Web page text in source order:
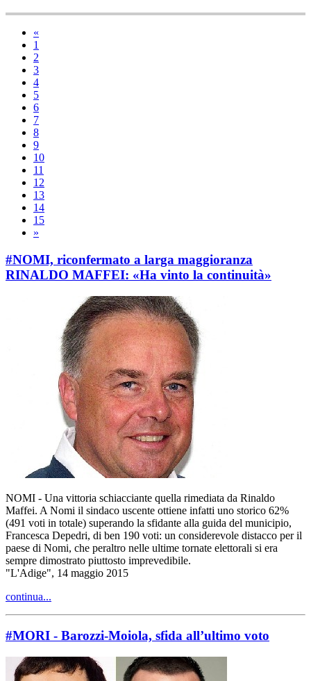
«
1
2
3
4
5
6
7
8
9
10
11
12
13
14
15
»
#NOMI, riconfermato a larga maggioranza
RINALDO MAFFEI: «Ha vinto la continuità»
NOMI - Una vittoria schiacciante quella rimediata da Rinaldo
Maffei. A Nomi il sindaco uscente ottiene infatti uno storico 62%
(491 voti in totale) superando la sfidante alla guida del municipio,
Francesca Depedri, di ben 190 voti: un considerevole distacco per il
paese di Nomi, che peraltro nelle ultime tornate elettorali si era
sempre dimostrato piuttosto imprevedibile.
"L'Adige", 14 maggio 2015
continua...
#MORI - Barozzi-Moiola, sfida all’ultimo voto